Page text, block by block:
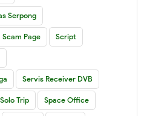
Serpong
Scam Page Script
Servis Receiver DVB
Solo Trip Space Office